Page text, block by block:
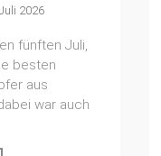
2026
fünften Juli,
besten
aus
war auch